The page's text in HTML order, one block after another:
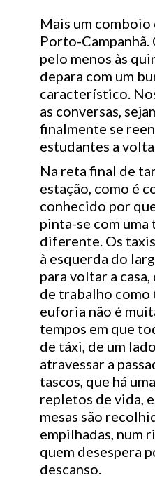
Mais um comboio
Porto-Campanhã.
pelo menos às
depara com um
característico.
as conversas,
finalmente se
estudantes a
Na reta final de
estação, como é
conhecido por
pinta-se com
diferente. Os
à esquerda do
para voltar a
de trabalho como
euforia não é
tempos em que
de táxi, de um
atravessar a
tascos, que há
repletos de vida,
mesas são
empilhadas, num
quem desespera
descanso.